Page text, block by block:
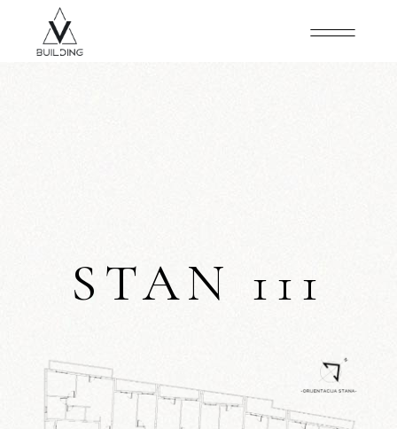
STAN 111